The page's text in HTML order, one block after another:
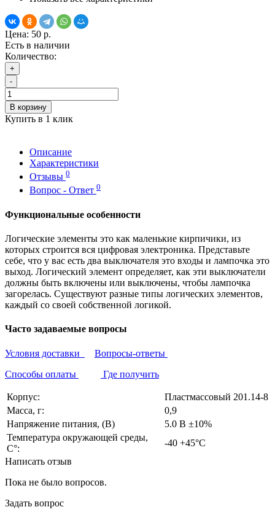
Цена: 50 р.
Есть в наличии
Количество:
+
-
В корзину
Купить в 1 клик
Описание
Характеристики
Отзывы 0
Вопрос - Ответ 0
Функциональные особенности
Логические элементы это как маленькие кирпичики, из
которых строится вся цифровая электроника. Представьте
себе, что у вас есть два выключателя это входы и лампочка это
выход. Логический элемент определяет, как эти выключатели
должны быть включены или выключены, чтобы лампочка
загорелась. Существуют разные типы логических элементов,
каждый со своей собственной логикой.
Часто задаваемые вопросы
Условия доставки
Вопросы-ответы
Способы оплаты
Где получить
Корпус:
Пластмассовый 201.14-8
Масса, г:
0,9
Напряжение питания, (В)
5.0 В ±10%
Температура окружающей среды,
С°:
-40 +45°С
Написать отзыв
Пока не было вопросов.
Задать вопрос